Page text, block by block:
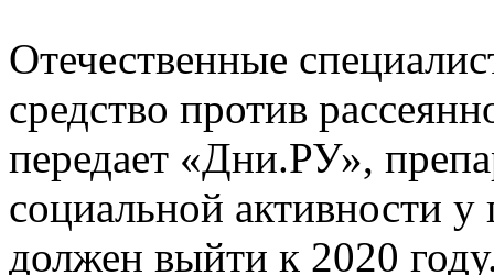
Отечественные
средство против
передает «Дни.РУ»,
социальной активности
должен выйти к 2020